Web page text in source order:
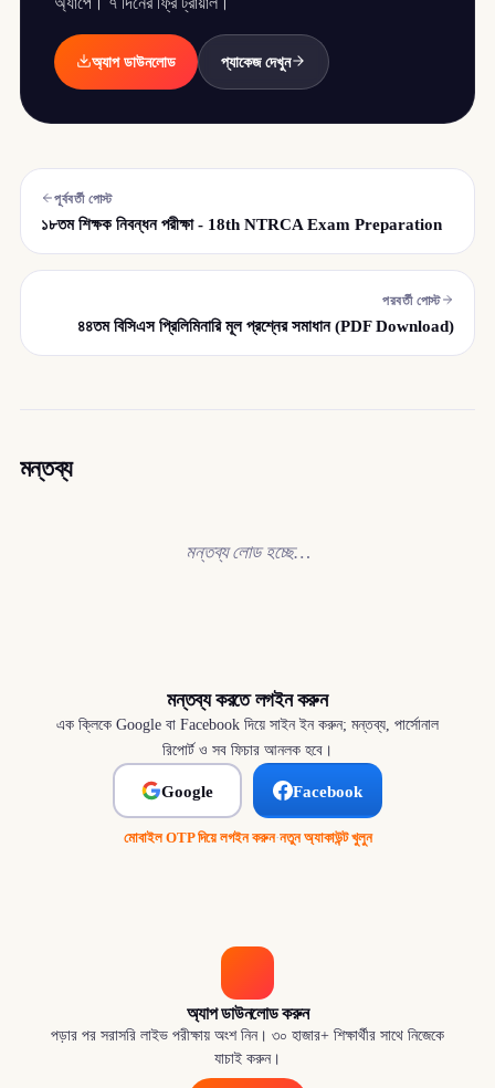
অ্যাপ ডাউনলোড প্যাকেজ দেখুন
পূর্ববর্তী পোস্ট
১৮তম শিক্ষক নিবন্ধন পরীক্ষা - 18th NTRCA Exam Preparation
পরবর্তী পোস্ট
৪৪তম বিসিএস প্রিলিমিনারি মূল প্রশ্নের সমাধান (PDF Download)
মন্তব্য
মন্তব্য লোড হচ্ছে…
মন্তব্য করতে লগইন করুন
এক ক্লিকে Google বা Facebook দিয়ে সাইন ইন করুন; মন্তব্য, পার্সোনাল
রিপোর্ট ও সব ফিচার আনলক হবে।
Google Facebook
মোবাইল OTP দিয়ে লগইন করুন·নতুন অ্যাকাউন্ট খুলুন
অ্যাপ ডাউনলোড করুন
পড়ার পর সরাসরি লাইভ পরীক্ষায় অংশ নিন। ৩০ হাজার+ শিক্ষার্থীর সাথে নিজেকে
যাচাই করুন।